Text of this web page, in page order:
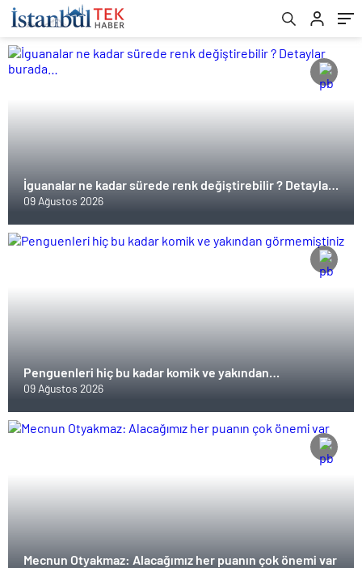
İguanalar ne kadar sürede renk değiştirebilir ? Detaylar
burada…
09 Ağustos 2026
Penguenleri hiç bu kadar komik ve yakından
görmemiştiniz
09 Ağustos 2026
Mecnun Otyakmaz: Alacağımız her puanın çok önemi var